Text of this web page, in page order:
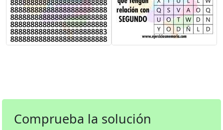
Comprueba la solución